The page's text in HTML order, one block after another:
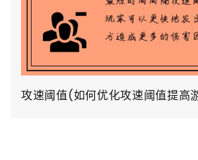
攻速阈值(如何优化攻速阈值提高